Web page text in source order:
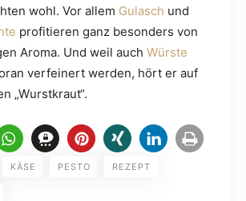
wohl. Vor allem Gulasch und
profitieren ganz besonders von
Aroma. Und weil auch Würste
verfeinert werden, hört er auf
„Wurstkraut“.
KÄSE PESTO REZEPT